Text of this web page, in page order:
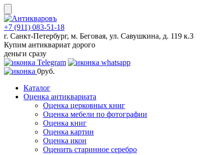
Skip
to
content
+7 (911) 083-51-18
г. Санкт-Петербург, м. Беговая, ул. Савушкина, д. 119 к.3
Купим антиквариат дорого
деньги сразу
0руб.
Каталог
Оценка антиквариата
Оценка церковных книг
Оценка мебели по фотографии
Оценка книг
Оценка картин
Оценка икон
Оценить старинное серебро